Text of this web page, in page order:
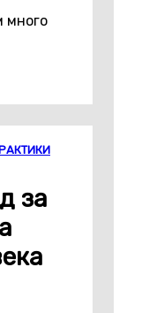
много
за